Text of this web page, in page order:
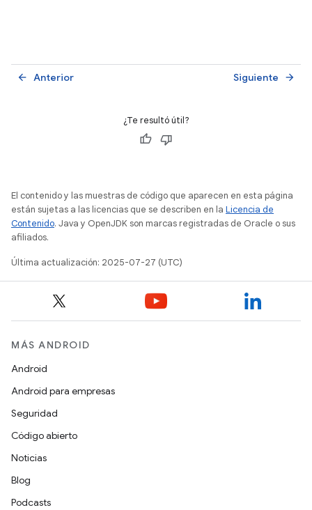
Anterior
arrow_back Siguiente arrow_forward
¿Te resultó útil?
El contenido y las muestras de código que aparecen en esta página
están sujetas a las licencias que se describen en la Licencia de
Contenido. Java y OpenJDK son marcas registradas de Oracle o sus
afiliados.
Última actualización: 2025-07-27 (UTC)
MÁS ANDROID
Android
Android para empresas
Seguridad
Código abierto
Noticias
Blog
Podcasts